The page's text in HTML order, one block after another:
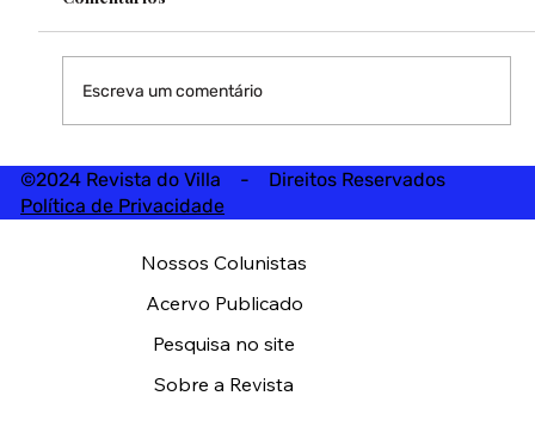
Escreva um comentário
©2024 Revista do Villa - Direitos Reservados
Política de Privacidade
Nossos Colunistas
Acervo Publicado
Pesquisa no site
Sobre a Revista